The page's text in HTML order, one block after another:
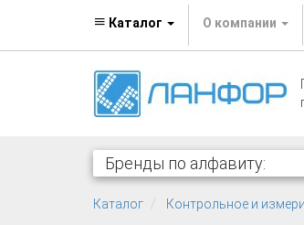
Каталог О компании
Бренды по алфавиту:
Каталог Контрольное и